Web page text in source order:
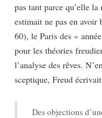
pas tant parce qu’elle
estimait ne pas en avoir
60), le Paris des «
pour les théories
l’analyse des rêves.
sceptique, Freud
Des objections